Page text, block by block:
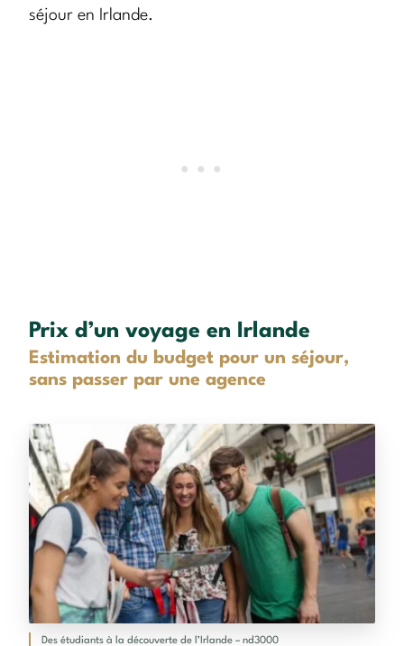
séjour en Irlande.
Prix d’un voyage en Irlande
Estimation du budget pour un séjour,
sans passer par une agence
Des étudiants à la découverte de l’Irlande – nd3000